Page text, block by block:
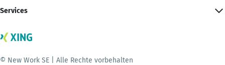
Services
© New Work SE | Alle Rechte vorbehalten